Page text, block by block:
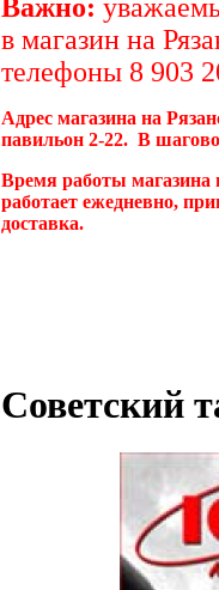
Важно:
в магазин на
телефоны 8 903
Адрес магазина на
павильон 2-22. В
Время работы
работает ежедневно,
доставка.
Советский